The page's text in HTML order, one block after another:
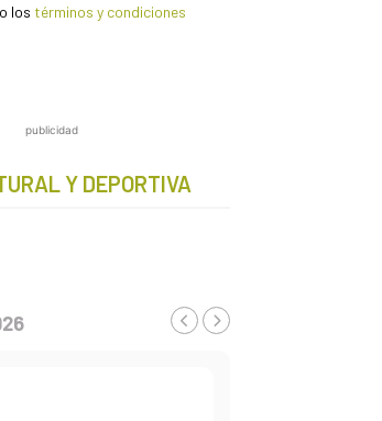
los términos y condiciones
publicidad
Y DEPORTIVA